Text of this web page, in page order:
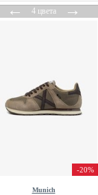
←4 цвета→
-20%
Munich